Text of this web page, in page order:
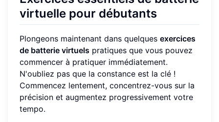
virtuelle pour débutants
Plongeons maintenant dans quelques exercices
de batterie virtuels pratiques que vous pouvez
commencer à pratiquer immédiatement.
N'oubliez pas que la constance est la clé !
Commencez lentement, concentrez-vous sur la
précision et augmentez progressivement votre
tempo.